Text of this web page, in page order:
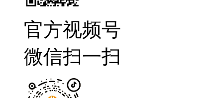
官方视频号
微信扫一扫